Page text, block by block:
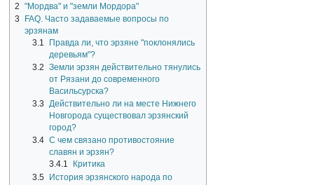
2
"Мордва" и "земли Мордора"
3
FAQ. Часто задаваемые вопросы по
эрзянам
3.1
Правда ли, что эрзяне "поклонялись
деревьям"?
3.2 Земли эрзян действительно тянулись
от Рязани до современного
Васильсурска?
3.3 Действительно ли на месте Нижнего
Новгорода существовал эрзянский
город?
3.4 С чем связано противостояние
славян и эрзян?
3.4.1
Критика
3.5 История эрзянского народа по